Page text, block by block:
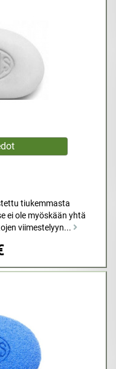
tiukemmasta
ei ole myöskään yhtä
viimestelyyn...